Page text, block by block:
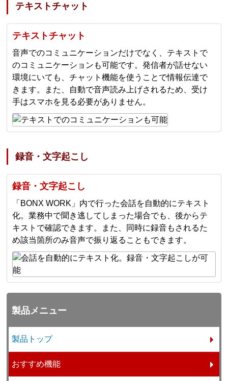
テキストチャット
テキストチャット
音声でのコミュニケーションだけでなく、テキストで
のコミュニケーションも可能です。発信者が話せない
環境にいても、チャット機能を使うことで情報伝達で
きます。また、自動で音声読み上げされるため、受け
手はスマホを見る必要がありません。
録音・文字起こし
録音・文字起こし
「BONX WORK」内で行った会話を自動的にテキスト
化。業務中で聞き逃してしまった場合でも、後からテ
キストで確認できます。また、同時に録音もされるた
め該当箇所のみ音声で振り返ることもできます。
製品メニュー
製品トップ
おすすめ機能